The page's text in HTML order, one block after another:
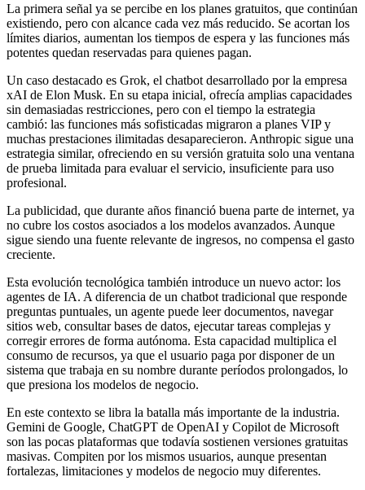
La primera señal ya se percibe en los planes gratuitos, que continúan
existiendo, pero con alcance cada vez más reducido. Se acortan los
límites diarios, aumentan los tiempos de espera y las funciones más
potentes quedan reservadas para quienes pagan.
Un caso destacado es Grok, el chatbot desarrollado por la empresa
xAI de Elon Musk. En su etapa inicial, ofrecía amplias capacidades
sin demasiadas restricciones, pero con el tiempo la estrategia
cambió: las funciones más sofisticadas migraron a planes VIP y
muchas prestaciones ilimitadas desaparecieron. Anthropic sigue una
estrategia similar, ofreciendo en su versión gratuita solo una ventana
de prueba limitada para evaluar el servicio, insuficiente para uso
profesional.
La publicidad, que durante años financió buena parte de internet, ya
no cubre los costos asociados a los modelos avanzados. Aunque
sigue siendo una fuente relevante de ingresos, no compensa el gasto
creciente.
Esta evolución tecnológica también introduce un nuevo actor: los
agentes de IA. A diferencia de un chatbot tradicional que responde
preguntas puntuales, un agente puede leer documentos, navegar
sitios web, consultar bases de datos, ejecutar tareas complejas y
corregir errores de forma autónoma. Esta capacidad multiplica el
consumo de recursos, ya que el usuario paga por disponer de un
sistema que trabaja en su nombre durante períodos prolongados, lo
que presiona los modelos de negocio.
En este contexto se libra la batalla más importante de la industria.
Gemini de Google, ChatGPT de OpenAI y Copilot de Microsoft
son las pocas plataformas que todavía sostienen versiones gratuitas
masivas. Compiten por los mismos usuarios, aunque presentan
fortalezas, limitaciones y modelos de negocio muy diferentes.